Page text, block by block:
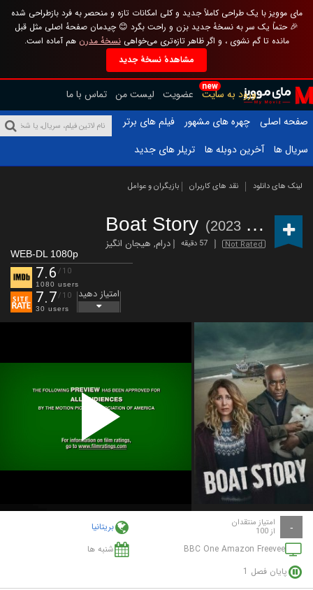
مای موویز با یک طراحی کاملاً جدید و کلی امکانات تازه و منحصر به فرد بازطراحی شده
🎉 حتماً یک سر به نسخهٔ جدید بزن و راحت بگرد 😊 چیدمان صفحهٔ اصلی مثل قبل
مانده تا گم نشوی ، و اگر ظاهر تازه‌تری می‌خواهینسخهٔ مدرن هم آماده است.
مشاهدهٔ نسخهٔ جدید
new
ورود به سایت عضویت لیست من تماس با ما
صفحه اصلی
چهره های مشهور
فیلم های برتر
سریال ها
آخرین دوبله ها تریلر های جدید
لینک های دانلود نقد های کاربران بازیگران و عوامل
Boat Story (2023 – )
Not Rated 57 دقیقه درام, هیجان انگیز
WEB-DL 1080p
7.6 /10
1080 users
7.7/10
30 users
امتیاز دهید
Play
Video
- امتیاز منتقدان
از 100
بریتانیا
BBC One Amazon Freevee
شنبه ها
پایان فصل 1